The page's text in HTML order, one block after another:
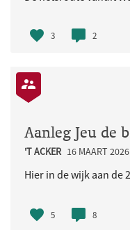
3 2
Aanleg Jeu de
'T ACKER 16 MAART 2026
Hier in de wijk aan de
5 8